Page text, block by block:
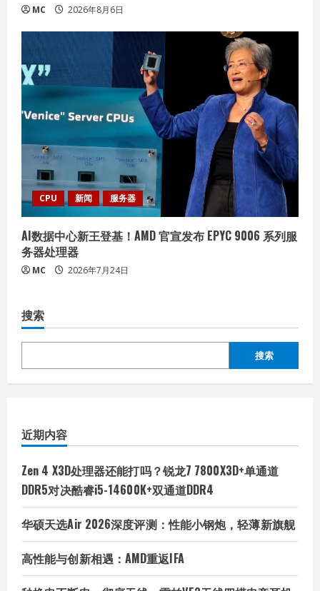
MC 2026年8月6日
CPU 新闻 服务器
AI数据中心新王登基！AMD 官宣发布 EPYC 9006 系列服
务器处理器
MC 2026年7月24日
搜索
搜索
近期内容
Zen 4 X3D处理器还能打吗？锐龙7 7800X3D+单通道
DDR5对决酷睿i5-14600K+双通道DDR4
华硕天选Air 2026深度评测：性能小钢炮，轻薄新旗舰
高性能与创新相遇：AMD重返IFA